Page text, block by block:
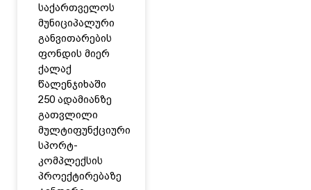
საქართველოს
მუნიციპალური
განვითარების
ფონდის მიერ
ქალაქ
წალენჯიხაში
250 ადამიანზე
გათვლილი
მულტიფუნქციური
სპორტ-
კომპლექსის
პროექტირებაზე